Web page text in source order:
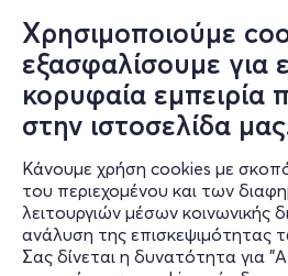
Χρησιμοποιούμε
εξασφαλίσουμε για
κορυφαία εμπειρία
στην ιστοσελίδα
Κάνουμε χρήση cookies με
του περιεχομένου και των
λειτουργιών μέσων κοινωνικής
ανάλυση της επισκεψιμότητας
Σας δίνεται η δυνατότητα για